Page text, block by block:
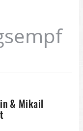
& Mikail